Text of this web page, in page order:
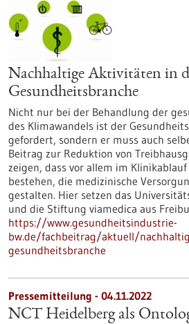
Nachhaltige Aktivitäten in
Gesundheitsbranche
Nicht nur bei der Behandlung der
des Klimawandels ist der
gefordert, sondern er muss auch
Beitrag zur Reduktion von
zeigen, dass vor allem im
bestehen, die medizinische
gestalten. Hier setzen das
und die Stiftung viamedica aus
https://www.gesundheitsindustrie-
bw.de/fachbeitrag/aktuell/
gesundheitsbranche
Pressemitteilung - 04.11.2022
NCT Heidelberg als